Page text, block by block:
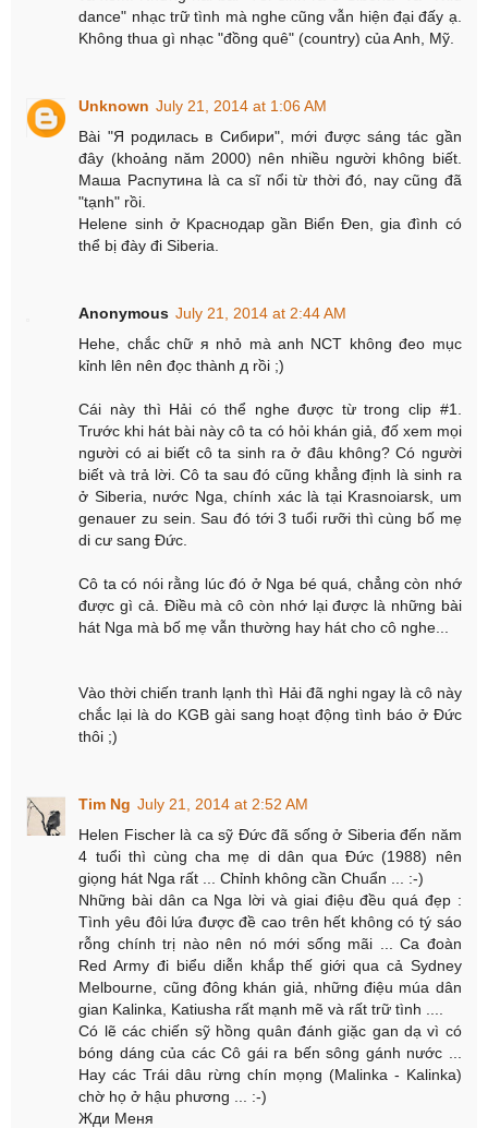
dance" nhạc trữ tình mà nghe cũng vẫn hiện đại đấy ạ.
Không thua gì nhạc "đồng quê" (country) của Anh, Mỹ.
Unknown July 21, 2014 at 1:06 AM
Bài "Я родилась в Сибири", mới được sáng tác gần
đây (khoảng năm 2000) nên nhiều người không biết.
Маша Распутина là ca sĩ nổi từ thời đó, nay cũng đã
"tạnh" rồi.
Helene sinh ở Kраснодар gần Biển Đen, gia đình có
thể bị đày đi Siberia.
Anonymous July 21, 2014 at 2:44 AM
Hehe, chắc chữ я nhỏ mà anh NCT không đeo mục
kỉnh lên nên đọc thành д rồi ;)
Cái này thì Hải có thể nghe được từ trong clip #1.
Trước khi hát bài này cô ta có hỏi khán giả, đố xem mọi
người có ai biết cô ta sinh ra ở đâu không? Có người
biết và trả lời. Cô ta sau đó cũng khẳng định là sinh ra
ở Siberia, nước Nga, chính xác là tại Krasnoiarsk, um
genauer zu sein. Sau đó tới 3 tuổi rưỡi thì cùng bố mẹ
di cư sang Đức.
Cô ta có nói rằng lúc đó ở Nga bé quá, chẳng còn nhớ
được gì cả. Điều mà cô còn nhớ lại được là những bài
hát Nga mà bố mẹ vẫn thường hay hát cho cô nghe...
Vào thời chiến tranh lạnh thì Hải đã nghi ngay là cô này
chắc lại là do KGB gài sang hoạt động tình báo ở Đức
thôi ;)
Tim Ng July 21, 2014 at 2:52 AM
Helen Fischer là ca sỹ Đức đã sống ở Siberia đến năm
4 tuổi thì cùng cha mẹ di dân qua Đức (1988) nên
giọng hát Nga rất ... Chỉnh không cần Chuẩn ... :-)
Những bài dân ca Nga lời và giai điệu đều quá đẹp :
Tình yêu đôi lứa được đề cao trên hết không có tý sáo
rỗng chính trị nào nên nó mới sống mãi ... Ca đoàn
Red Army đi biểu diễn khắp thế giới qua cả Sydney
Melbourne, cũng đông khán giả, những điệu múa dân
gian Kalinka, Katiusha rất mạnh mẽ và rất trữ tình ....
Có lẽ các chiến sỹ hồng quân đánh giặc gan dạ vì có
bóng dáng của các Cô gái ra bến sông gánh nước ...
Hay các Trái dâu rừng chín mọng (Malinka - Kalinka)
chờ họ ở hậu phương ... :-)
Жди Меня